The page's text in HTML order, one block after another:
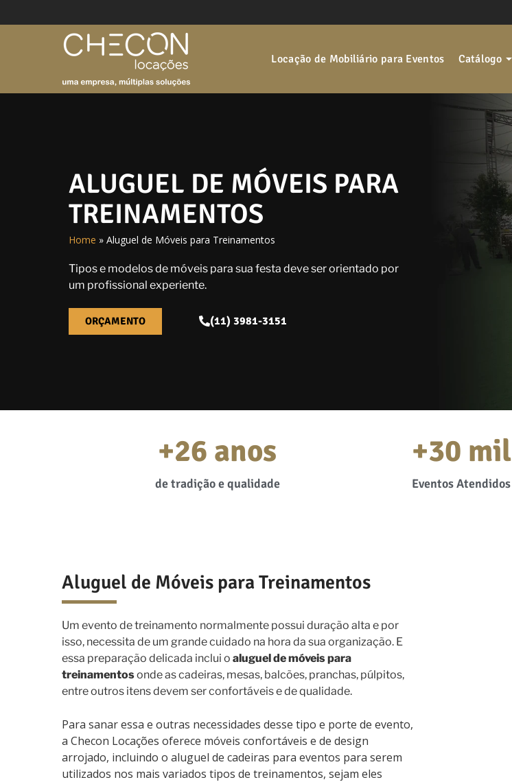
Locação de Mobiliário para Eventos Catálogo
ALUGUEL DE MÓVEIS PARA
TREINAMENTOS
Home » Aluguel de Móveis para Treinamentos
Tipos e modelos de móveis para sua festa deve ser orientado por
um profissional experiente.
ORÇAMENTO (11) 3981-3151
de tradição e qualidade
+26 anos
Eventos Atendidos
+30 mil
Aluguel de Móveis para Treinamentos
Um evento de treinamento normalmente possui duração alta e por
isso, necessita de um grande cuidado na hora da sua organização. E
essa preparação delicada inclui o aluguel de móveis para
treinamentosonde as cadeiras, mesas, balcões, pranchas, púlpitos,
entre outros itens devem ser confortáveis e de qualidade.
Para sanar essa e outras necessidades desse tipo e porte de evento,
a Checon Locações oferece móveis confortáveis e de design
arrojado, incluindo o aluguel de cadeiras para eventos para serem
utilizados nos mais variados tipos de treinamentos, sejam eles